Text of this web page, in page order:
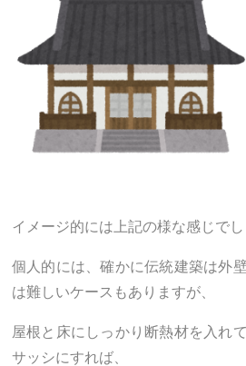
イメージ的には上記の様な感じで
個人的には、確かに伝統建築は外
は難しいケースもありますが、
屋根と床にしっかり断熱材を入れ
サッシにすれば、